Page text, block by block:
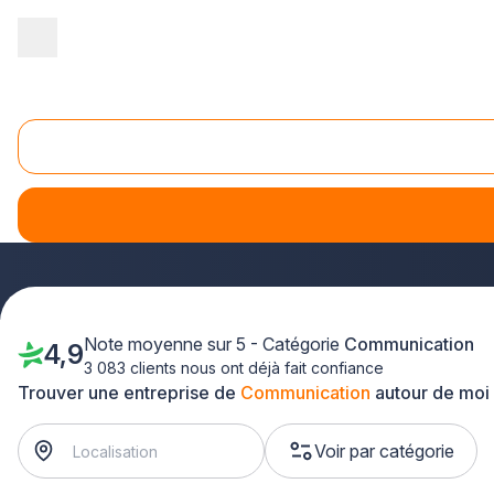
Communication
Sur notre site, nous vous aidons à trouver une entreprise
Pour déterminer vers quel type d’agence vous envisagez
de communication. Toutes ces sociétés n’ont pas
Trouver une entreprise de Communication autour de moi
Voir par catégorie
4,9Note moyenne sur 5 - Catégorie Communication
3 083 clients nous ont déjà fait confiance